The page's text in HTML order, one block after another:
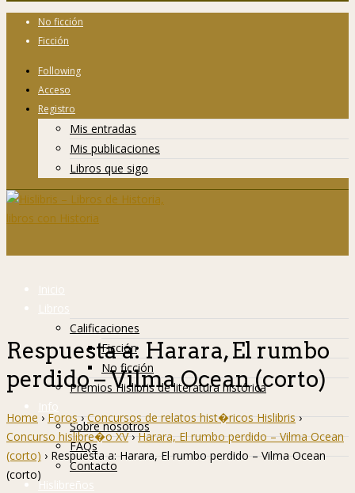
No ficción
Ficción
Following
Acceso
Registro
Mis entradas
Mis publicaciones
Libros que sigo
Inicio
Libros
Calificaciones
Ficción
No ficción
Premios Hislibris de literatura histórica
Info
Sobre nosotros
FAQs
Contacto
Hislibreños
Respuesta a: Harara, El rumbo
perdido – Vilma Ocean (corto)
Home › Foros › Concursos de relatos hist�ricos Hislibris ›
Concurso hislibre�o XV › Harara, El rumbo perdido – Vilma Ocean
(corto) › Respuesta a: Harara, El rumbo perdido – Vilma Ocean
(corto)